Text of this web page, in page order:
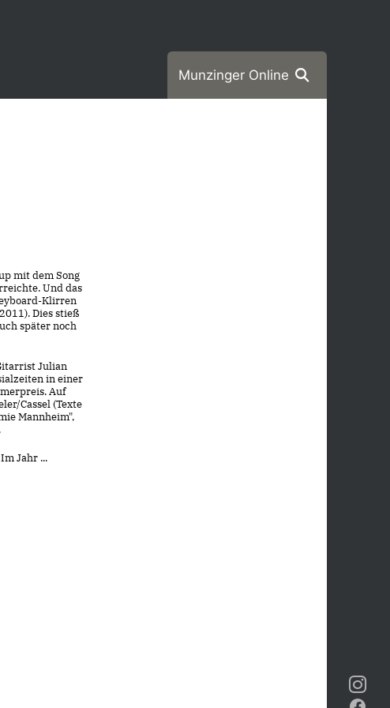
Munzinger Online
mit dem Song
Und das
Klirren
Dies stieß
später noch
Julian
in einer
Auf
Cassel (Texte
Mannheim",
Jahr ...